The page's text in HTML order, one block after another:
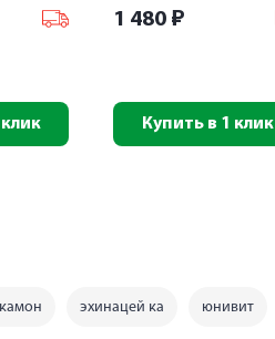
1 480 ₽
Купить в 1 клик
эхинацей ка юнивит